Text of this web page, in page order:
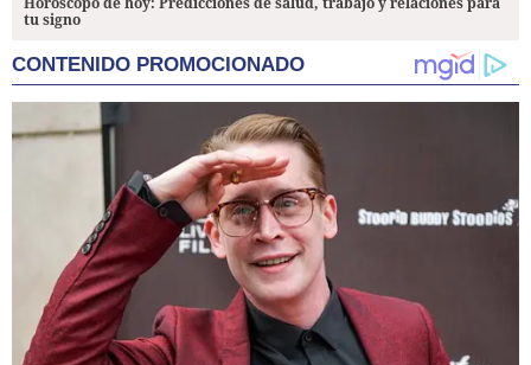
tu signo
CONTENIDO PROMOCIONADO